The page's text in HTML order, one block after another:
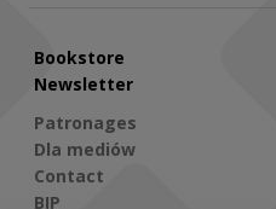
Bookstore
Newsletter
Patronages
Dla mediów
Contact
BIP